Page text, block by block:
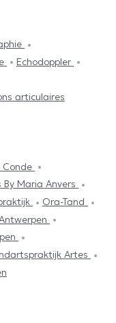
Echodoppler
articulaires
Conde
By Maria Anvers
Ora-Tand
Artes